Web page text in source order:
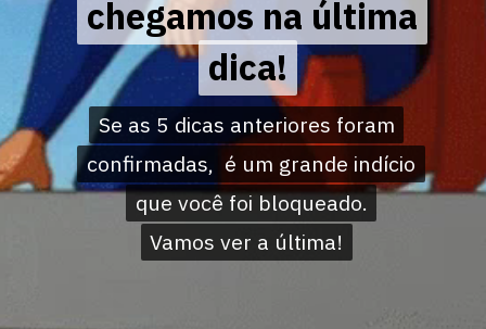
chegamos na última
dica!
chegamos na última
dica!
Se as 5 dicas anteriores foram
confirmadas, é um grande indício
que você foi bloqueado.
Vamos ver a última!
Se as 5 dicas anteriores foram
confirmadas, é um grande indício
que você foi bloqueado.
Vamos ver a última!